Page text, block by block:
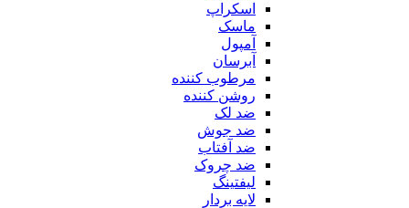
اسکراپ
ماسک
آمپول
آبرسان
مرطوب کننده
روشن کننده
ضد لک
ضد جوش
ضد آفتاب
ضد چروک
لیفتینگ
لایه بردار